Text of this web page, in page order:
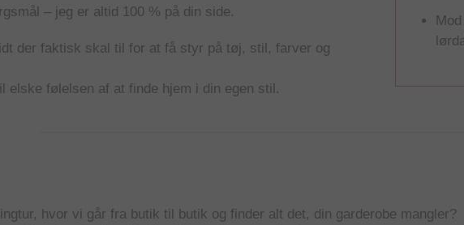
– jeg er altid 100 % på din side.
der faktisk skal til for at få styr på tøj, stil, farver og
elske følelsen af at finde hjem i din egen stil.
hvor vi går fra butik til butik og finder alt det, din garderobe mangler?